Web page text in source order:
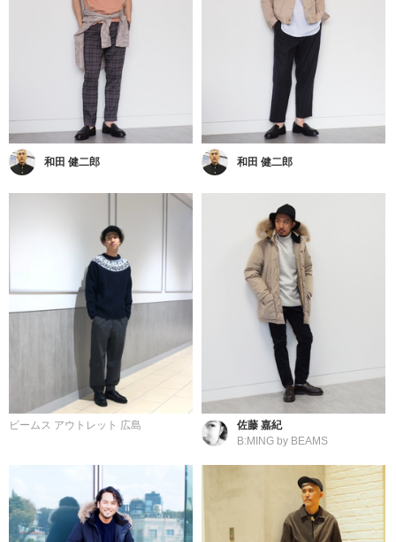
和田 健二郎 和田 健二郎
ビームス アウトレット 広島
佐藤 嘉紀
B:MING by BEAMS